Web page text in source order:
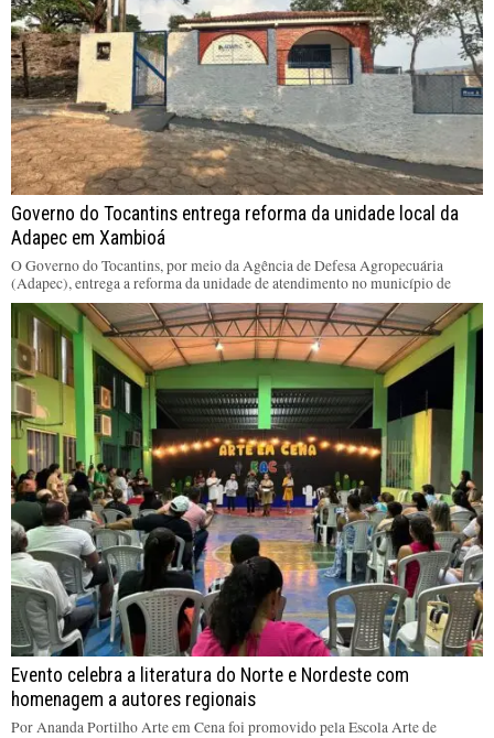
Governo do Tocantins entrega reforma da unidade local da
Adapec em Xambioá
O Governo do Tocantins, por meio da Agência de Defesa Agropecuária
(Adapec), entrega a reforma da unidade de atendimento no município de
Evento celebra a literatura do Norte e Nordeste com
homenagem a autores regionais
Por Ananda Portilho Arte em Cena foi promovido pela Escola Arte de